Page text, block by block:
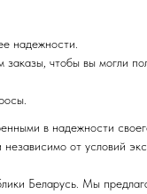
надежности.
чтобы вы могли
в надежности
от условий
Беларусь. Мы